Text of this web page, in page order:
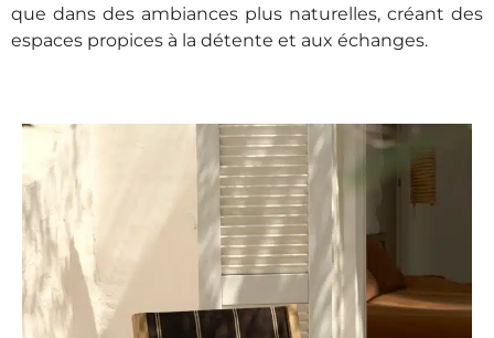
que dans des ambiances plus naturelles, créant des
espaces propices à la détente et aux échanges.